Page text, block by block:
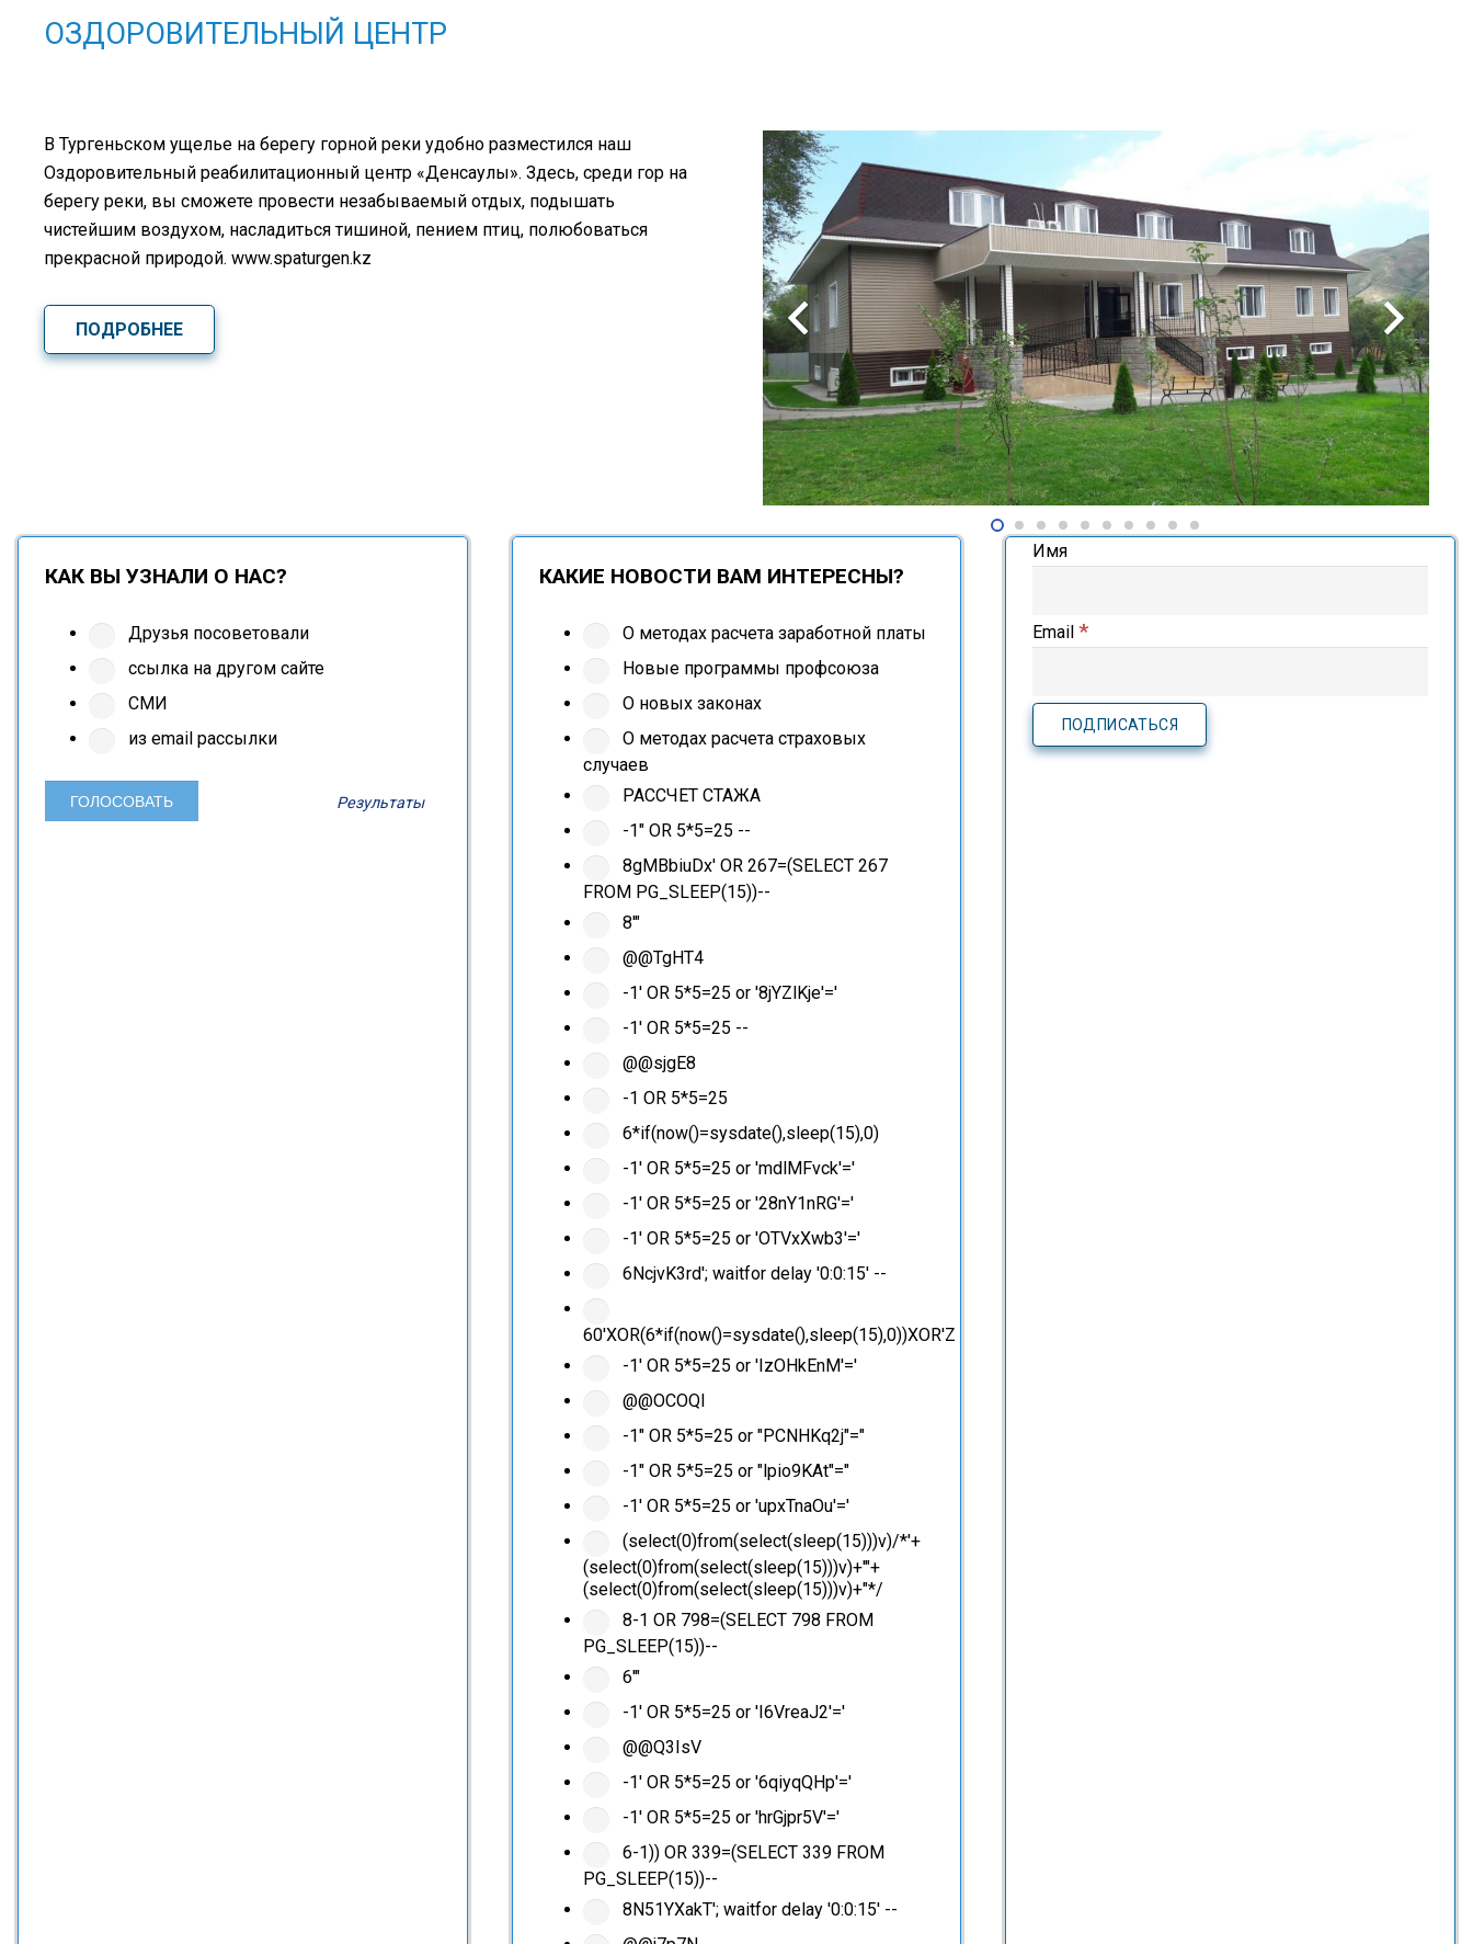
ОЗДОРОВИТЕЛЬНЫЙ ЦЕНТР
В Тургеньском ущелье на берегу горной реки удобно разместился наш
Оздоровительный реабилитационный центр «Денсаулық». Здесь, среди гор на
берегу реки, вы сможете провести незабываемый отдых, подышать
чистейшим воздухом, насладиться тишиной, пением птиц, полюбоваться
прекрасной природой. www.spaturgen.kz
ПОДРОБНЕЕ
КАК ВЫ УЗНАЛИ О НАС?
Друзья посоветовали
ссылка на другом сайте
СМИ
из email рассылки
Результаты
КАКИЕ НОВОСТИ ВАМ ИНТЕРЕСНЫ?
О методах расчета заработной платы
Новые программы профсоюза
О новых законах
О методах расчета страховых
случаев
РАССЧЕТ СТАЖА
-1" OR 5*5=25 --
8gMBbiuDx' OR 267=(SELECT 267
FROM PG_SLEEP(15))--
8'"
@@TgHT4
-1' OR 5*5=25 or '8jYZlKje'='
-1' OR 5*5=25 --
@@sjgE8
-1 OR 5*5=25
6*if(now()=sysdate(),sleep(15),0)
-1' OR 5*5=25 or 'mdlMFvck'='
-1' OR 5*5=25 or '28nY1nRG'='
-1' OR 5*5=25 or 'OTVxXwb3'='
6NcjvK3rd'; waitfor delay '0:0:15' --
60'XOR(6*if(now()=sysdate(),sleep(15),0))XOR'Z
-1' OR 5*5=25 or 'IzOHkEnM'='
@@OCOQl
-1" OR 5*5=25 or "PCNHKq2j"="
-1" OR 5*5=25 or "lpio9KAt"="
-1' OR 5*5=25 or 'upxTnaOu'='
(select(0)from(select(sleep(15)))v)/*'+
(select(0)from(select(sleep(15)))v)+'"+
(select(0)from(select(sleep(15)))v)+"*/
8-1 OR 798=(SELECT 798 FROM
PG_SLEEP(15))--
6'"
-1' OR 5*5=25 or 'I6VreaJ2'='
@@Q3IsV
-1' OR 5*5=25 or '6qiyqQHp'='
-1' OR 5*5=25 or 'hrGjpr5V'='
6-1)) OR 339=(SELECT 339 FROM
PG_SLEEP(15))--
8N51YXakT'; waitfor delay '0:0:15' --
Имя
Email*